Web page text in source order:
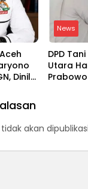
Dinilai
News
DPD
Utara
akan